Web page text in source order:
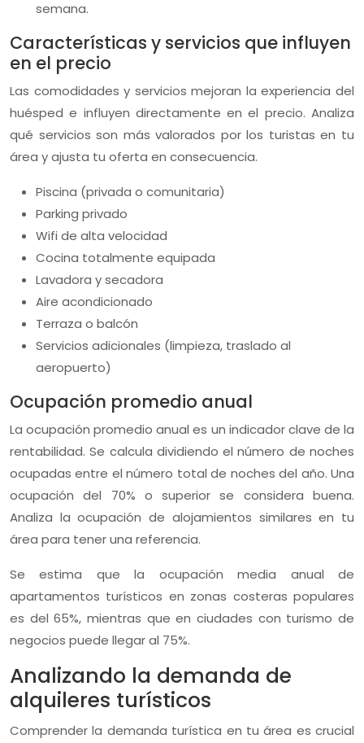
semana.
Características y servicios que influyen
en el precio
Las comodidades y servicios mejoran la experiencia del
huésped e influyen directamente en el precio. Analiza
qué servicios son más valorados por los turistas en tu
área y ajusta tu oferta en consecuencia.
Piscina (privada o comunitaria)
Parking privado
Wifi de alta velocidad
Cocina totalmente equipada
Lavadora y secadora
Aire acondicionado
Terraza o balcón
Servicios adicionales (limpieza, traslado al
aeropuerto)
Ocupación promedio anual
La ocupación promedio anual es un indicador clave de la
rentabilidad. Se calcula dividiendo el número de noches
ocupadas entre el número total de noches del año. Una
ocupación del 70% o superior se considera buena.
Analiza la ocupación de alojamientos similares en tu
área para tener una referencia.
Se estima que la ocupación media anual de
apartamentos turísticos en zonas costeras populares
es del 65%, mientras que en ciudades con turismo de
negocios puede llegar al 75%.
Analizando la demanda de
alquileres turísticos
Comprender la demanda turística en tu área es crucial